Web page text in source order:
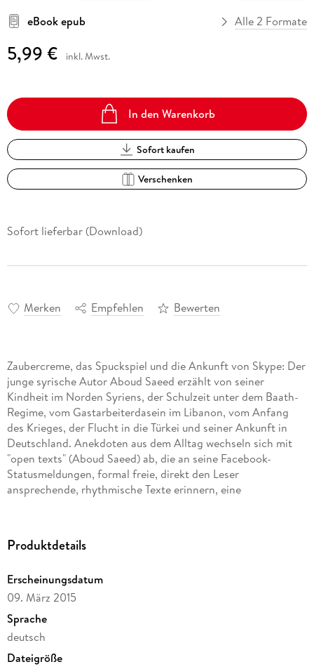
eBook epub
Alle 2 Formate
5,99 € inkl. Mwst.
In den Warenkorb
Sofort kaufen
Verschenken
Sofort lieferbar (Download)
Merken Empfehlen Bewerten
Zaubercreme, das Spuckspiel und die Ankunft von Skype: Der
junge syrische Autor Aboud Saeed erzählt von seiner
Kindheit im Norden Syriens, der Schulzeit unter dem Baath-
Regime, vom Gastarbeiterdasein im Libanon, vom Anfang
des Krieges, der Flucht in die Türkei und seiner Ankunft in
Deutschland. Anekdoten aus dem Alltag wechseln sich mit
"open texts" (Aboud Saeed) ab, die an seine Facebook-
Statusmeldungen, formal freie, direkt den Leser
ansprechende, rhythmische Texte erinnern, eine
beeindrucken, sind die Hauptfiguren der Szenen. Die Texte
mit Hilfe der Konflikte innerhalb der eigenen vier Wände, auf
der Straße, am Arbeitsplatz oder in der Schule. "Die kleinen
Nebenkriege sind Echos der großen Kriege", sagt Aboud
Saeed.
Aboud Saeed wurde 1983 geboren und lebt derzeit mit
politischem Asyl in Berlin. Bis November 2013 lebte er in
Produktdetails
Erscheinungsdatum
09. März 2015
Sprache
deutsch
Dateigröße